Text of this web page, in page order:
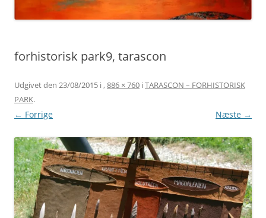
forhistorisk park9, tarascon
Udgivet den 23/08/2015 i,886 × 760 iTARASCON – FORHISTORISK
PARK.
← Forrige Næste →